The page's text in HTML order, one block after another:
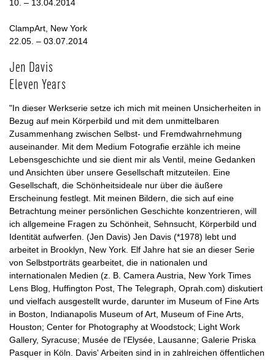
10. – 13.04.2014
ClampArt, New York
22.05. – 03.07.2014
Jen Davis
Eleven Years
"In dieser Werkserie setze ich mich mit meinen Unsicherheiten in
Bezug auf mein Körperbild und mit dem unmittelbaren
Zusammenhang zwischen Selbst- und Fremdwahrnehmung
auseinander. Mit dem Medium Fotografie erzähle ich meine
Lebensgeschichte und sie dient mir als Ventil, meine Gedanken
und Ansichten über unsere Gesellschaft mitzuteilen. Eine
Gesellschaft, die Schönheitsideale nur über die äußere
Erscheinung festlegt. Mit meinen Bildern, die sich auf eine
Betrachtung meiner persönlichen Geschichte konzentrieren, will
ich allgemeine Fragen zu Schönheit, Sehnsucht, Körperbild und
Identität aufwerfen. (Jen Davis) Jen Davis (*1978) lebt und
arbeitet in Brooklyn, New York. Elf Jahre hat sie an dieser Serie
von Selbstporträts gearbeitet, die in nationalen und
internationalen Medien (z. B. Camera Austria, New York Times
Lens Blog, Huffington Post, The Telegraph, Oprah.com) diskutiert
und vielfach ausgestellt wurde, darunter im Museum of Fine Arts
in Boston, Indianapolis Museum of Art, Museum of Fine Arts,
Houston; Center for Photography at Woodstock; Light Work
Gallery, Syracuse; Musée de l'Elysée, Lausanne; Galerie Priska
Pasquer in Köln. Davis' Arbeiten sind in in zahlreichen öffentlichen